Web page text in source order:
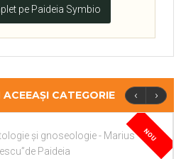
pe Paideia Symbio
CATEGORIE ‹ ›
NOU